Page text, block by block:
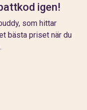
igen!
som hittar
bästa priset när du